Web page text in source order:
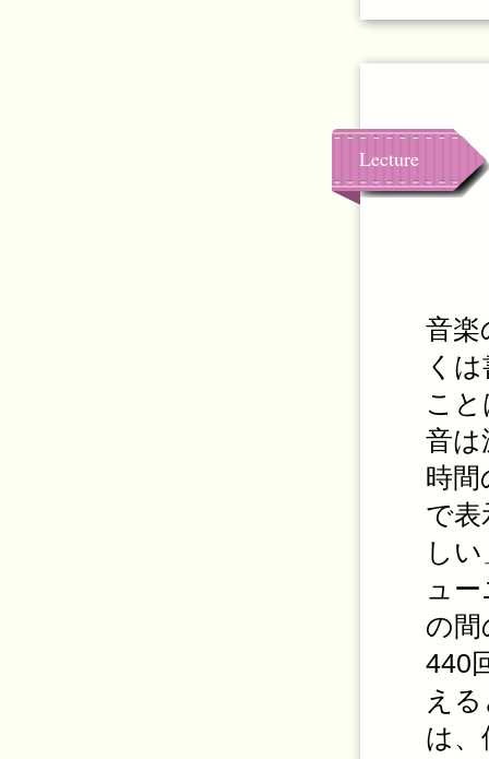
Lecture
音楽
く
こ
音は
時間
で表
し
ュ
の間
440
え
は、